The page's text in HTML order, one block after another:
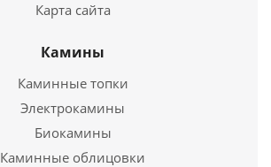
404руб.
Карта сайта
Камины
Каминные топки
Электрокамины
Биокамины
Каминные облицовки